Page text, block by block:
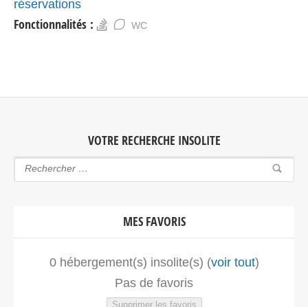
réservations
Fonctionnalités : WC
VOTRE RECHERCHE INSOLITE
MES FAVORIS
0hébergement(s) insolite(s) (voir tout)
Pas de favoris
Supprimer les favoris